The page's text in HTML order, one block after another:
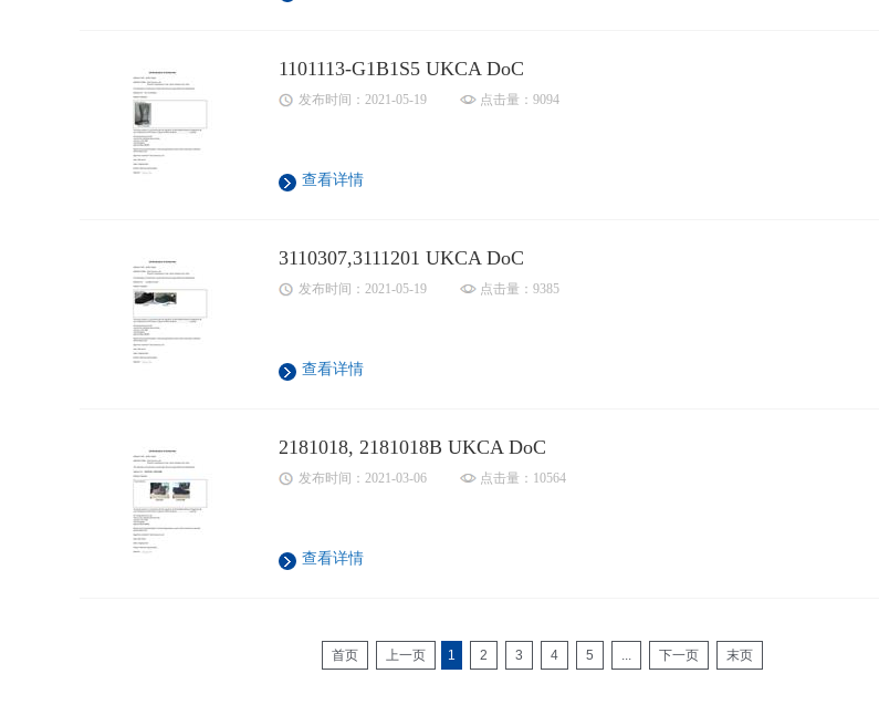
1101113-G1B1S5 UKCA DoC
发布时间：2021-05-19 点击量：9094
查看详情
3110307,3111201 UKCA DoC
发布时间：2021-05-19 点击量：9385
查看详情
2181018, 2181018B UKCA DoC
发布时间：2021-03-06 点击量：10564
查看详情
首页 上一页 1 2 3 4 5 ... 下一页 末页